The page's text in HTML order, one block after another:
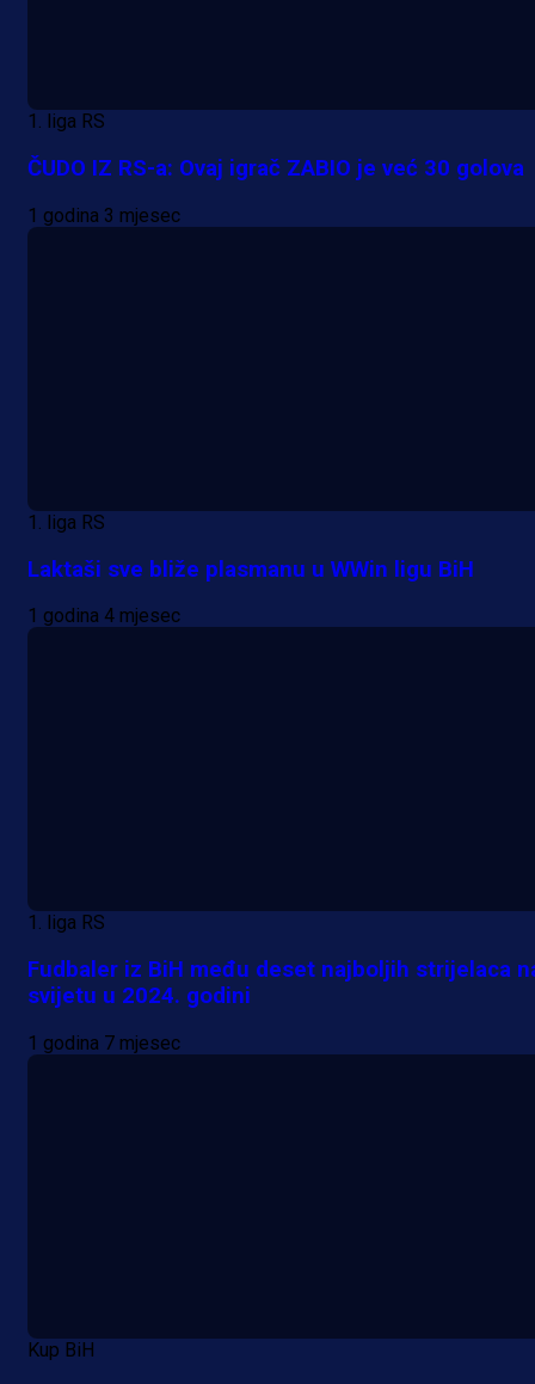
1. liga RS
ČUDO IZ RS-a: Ovaj igrač ZABIO je već 30 golova
1 godina 3 mjesec
1. liga RS
Laktaši sve bliže plasmanu u WWin ligu BiH
1 godina 4 mjesec
1. liga RS
Fudbaler iz BiH među deset najboljih strijelaca
svijetu u 2024. godini
1 godina 7 mjesec
Kup BiH